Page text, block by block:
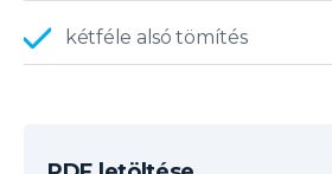
kétféle alsó tömítés